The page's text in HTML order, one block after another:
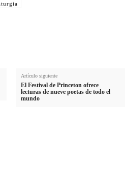
Artículo siguiente
El Festival de Princeton ofrece
lecturas de nueve poetas de todo el
mundo